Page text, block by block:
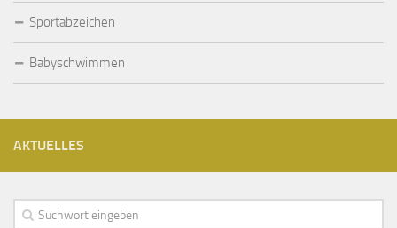
Sportabzeichen
Babyschwimmen
AKTUELLES